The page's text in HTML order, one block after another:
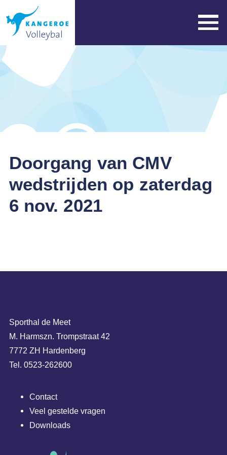
Doorgang van CMV
wedstrijden op zaterdag
6 nov. 2021
Sporthal de Meet
M. Harmszn. Trompstraat 42
7772 ZH Hardenberg
Tel. 0523-262600
Contact
Veel gestelde vragen
Downloads